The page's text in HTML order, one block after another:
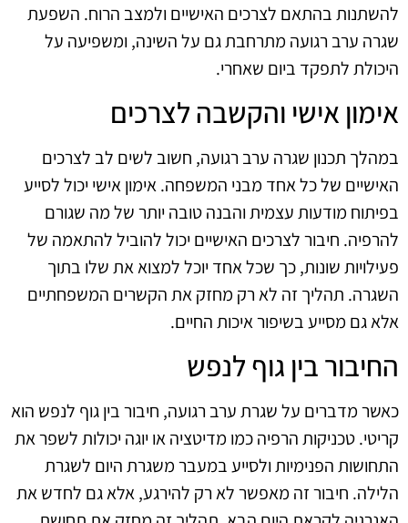
להשתנות בהתאם לצרכים האישיים ולמצב הרוח. השפעת
שגרה ערב רגועה מתרחבת גם על השינה, ומשפיעה על
היכולת לתפקד ביום שאחרי.
אימון אישי והקשבה לצרכים
במהלך תכנון שגרה ערב רגועה, חשוב לשים לב לצרכים
האישיים של כל אחד מבני המשפחה. אימון אישי יכול לסייע
בפיתוח מודעות עצמית והבנה טובה יותר של מה שגורם
להרפיה. חיבור לצרכים האישיים יכול להוביל להתאמה של
פעילויות שונות, כך שכל אחד יוכל למצוא את שלו בתוך
השגרה. תהליך זה לא רק מחזק את הקשרים המשפחתיים
אלא גם מסייע בשיפור איכות החיים.
החיבור בין גוף לנפש
כאשר מדברים על שגרת ערב רגועה, חיבור בין גוף לנפש הוא
קריטי. טכניקות הרפיה כמו מדיטציה או יוגה יכולות לשפר את
התחושות הפנימיות ולסייע במעבר משגרת היום לשגרת
הלילה. חיבור זה מאפשר לא רק להירגע, אלא גם לחדש את